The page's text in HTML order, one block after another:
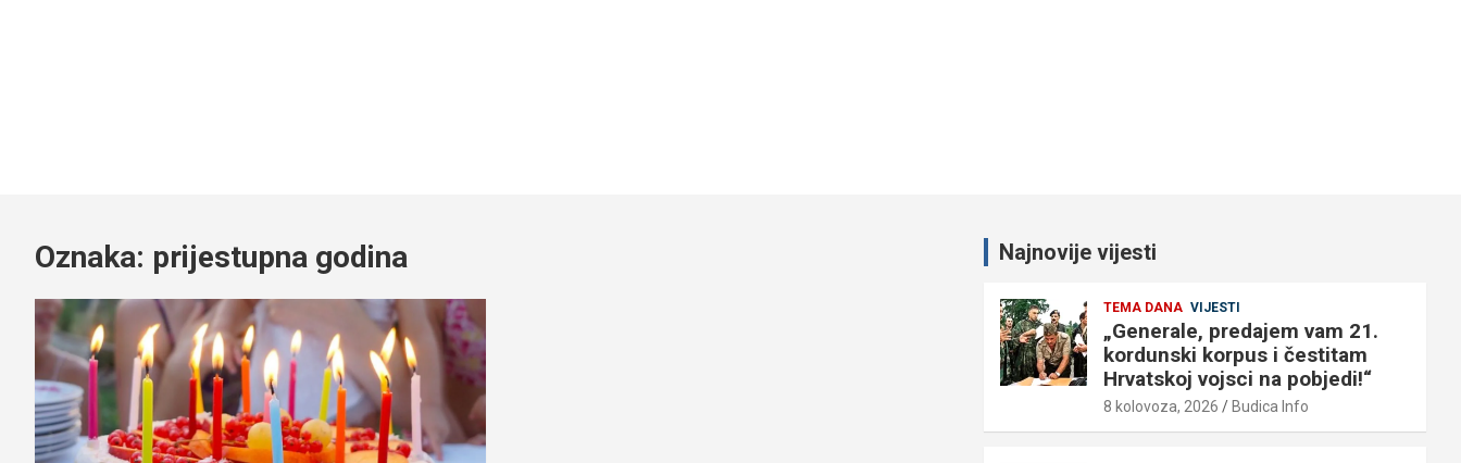
Oznaka: prijestupna godina Najnovije vijesti
TEMA DANA VIJESTI
„Generale, predajem vam 21.
kordunski korpus i čestitam
Hrvatskoj vojsci na pobjedi!“
8 kolovoza, 2026 Budica Info